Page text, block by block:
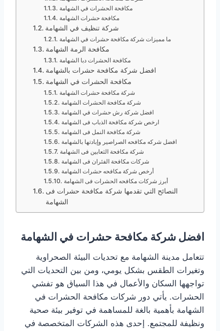
مكافحة الحشرات في الشهامة
مكافحة حشرات الشهامة
شركة تنظيف في الشهامة
‎ما مميزات شركة مكافحة حشرات في الشهامة
‎مكافحة الرمة الشهامة
مكافحة الحشرات دبا الشهامة
افضل شركة مكافحة حشرات بالشهامة
مكافحة الحشرات في الشهامة
شركة مكافحة حشرات الشهامة
شركة مكافحة الحشرات الشهامة
افضل شركة رش حشرات في الشهامة
ارخص شركة مكافحة الذباب فى الشهامة
شركة مكافحة النمل فى الشهامة
افضل شركه مكافحه الصراصير وإبادتها بالشهامة
شركة مكافحة الثعابين فى الشهامة
شركات مكافحة الفئران فى الشهامة
أرخص شركة مكافحه حشرات الشهامة
أبرز شركات مكافحه الحشرات فى الشهامة
النصائح التي تقدمها شركة مكافحة حشرات فى
الشهامة
افضل شركة مكافحة حشرات في الشهامة
تتعامل مدينة الشهامة مع تحديات البيئة الصحراوية
وتغيرات الطقس بشكل يومي، ومن بين التحديات التي
تواجهها السكان والأعمال في هذا السياق هو تفشي
الحشرات. يأتي دور شركات مكافحة الحشرات في
الشهامة بأهمية بالغة للمساهمة في توفير بيئة صحية
ونظيفة للمجتمع. إحدى هذه الشركات المتخصصة في